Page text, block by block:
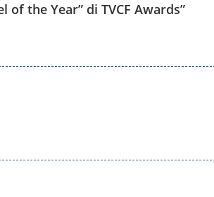
of the Year” di TVCF Awards”